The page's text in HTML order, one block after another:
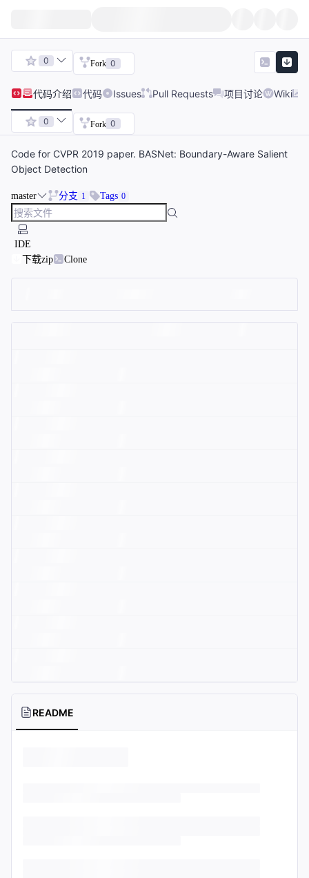
0 Fork 0
代码介绍 代码 Issues Pull Requests 项目讨论 Wiki
0 Fork 0
Code for CVPR 2019 paper. BASNet: Boundary-Aware Salient
Object Detection
master 分支 1 Tags 0
IDE
下载zip
Clone
README